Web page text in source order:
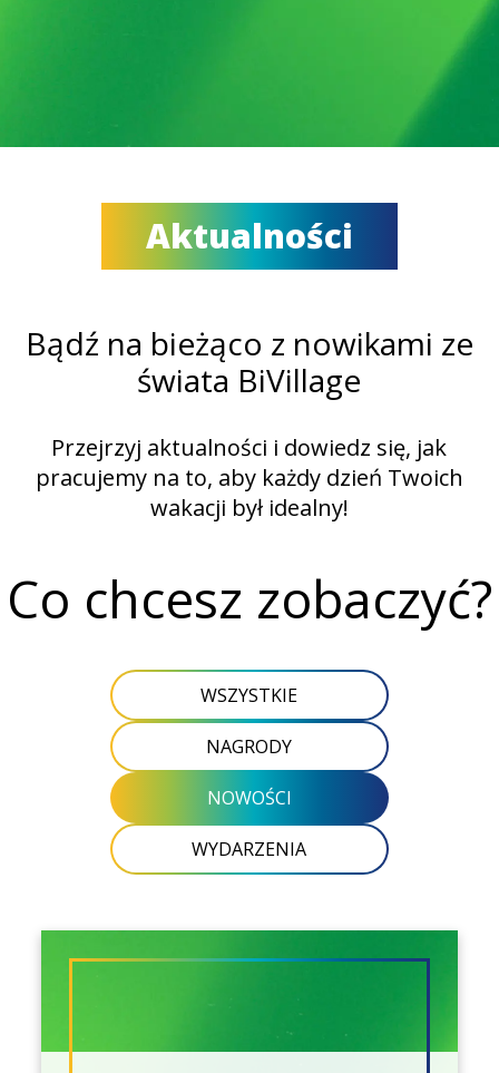
Aktualności
Bądź na bieżąco z nowikami ze
świata BiVillage
Przejrzyj aktualności i dowiedz się, jak
pracujemy na to, aby każdy dzień Twoich
wakacji był idealny!
Co chcesz zobaczyć?
WSZYSTKIE
NAGRODY
NOWOŚCI
WYDARZENIA